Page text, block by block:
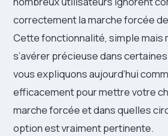
correctement la marche forcée
Cette fonctionnalité, simple mais
s’avérer précieuse dans
vous expliquons aujourd’hui
efficacement pour mettre votre
marche forcée et dans quelles
option est vraiment pertinente.